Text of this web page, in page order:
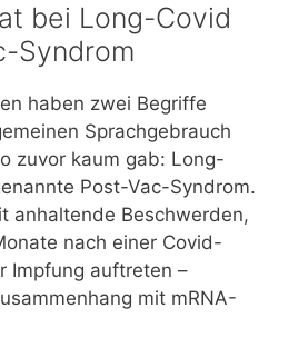
bei Long-Covid
Syndrom
haben zwei Begriffe
Sprachgebrauch
zuvor kaum gab: Long-
Post-Vac-Syndrom.
anhaltende Beschwerden,
nach einer Covid-
Impfung auftreten –
mit mRNA-